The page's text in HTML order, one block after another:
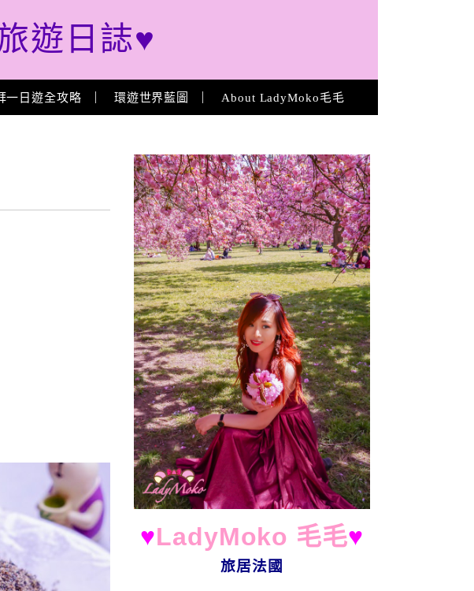
遊日誌♥
一日遊全攻略 環遊世界藍圖 About LadyMoko毛毛
About
♥LadyMoko 毛毛♥
旅居法國